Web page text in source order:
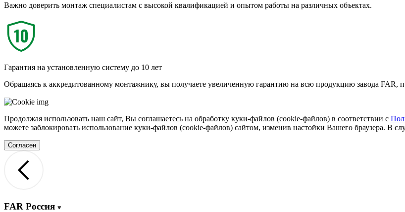
Важно доверить монтаж специалистам с высокой квалификацией и опытом работы на различных объектах.
Гарантия на установленную систему до 10 лет
Обращаясь к аккредитованному монтажнику, вы получаете увеличенную гарантию на всю продукцию завода FAR,
Продолжая использовать наш сайт, Вы соглашаетесь на обработку куки-файлов (cookie-файлов) в соответствии с
можете заблокировать использование куки-файлов (cookie-файлов) сайтом, изменив настойки Вашего браузера. В
Согласен
FAR Россия